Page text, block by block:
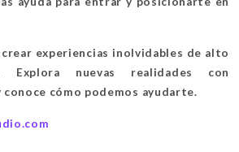
experiencias inolvidables de alto
Explora nuevas realidades con
cómo podemos ayudarte.